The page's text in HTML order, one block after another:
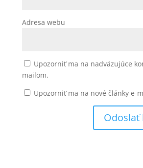
Adresa webu
Upozorniť ma na nadväzujúce
mailom.
Upozorniť ma na nové články e-